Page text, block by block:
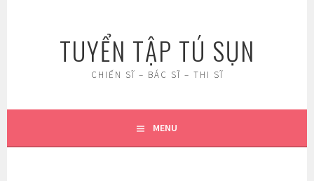
TUYỂN TẬP TÚ SỤN
CHIẾN SĨ – BÁC SĨ – THI SĨ
MENU